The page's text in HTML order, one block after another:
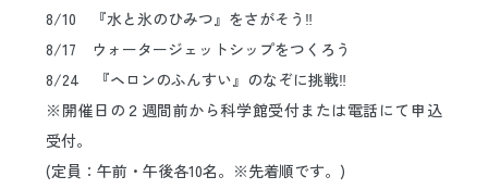
8/10 『水と氷のひみつ』をさがそう‼
8/17 ウォータージェットシップをつくろう
8/24 『ヘロンのふんすい』のなぞに挑戦‼
※開催日の２週間前から科学館受付または電話にて申込
受付。
(定員：午前・午後各10名。※先着順です。)